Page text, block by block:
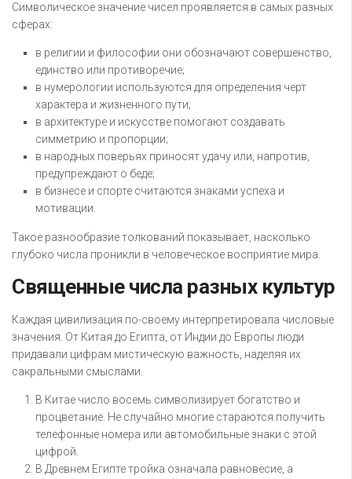
Символическое значение чисел проявляется в самых разных
сферах:
в религии и философии они обозначают совершенство,
единство или противоречие;
в нумерологии используются для определения черт
характера и жизненного пути;
в архитектуре и искусстве помогают создавать
симметрию и пропорции;
в народных поверьях приносят удачу или, напротив,
предупреждают о беде;
в бизнесе и спорте считаются знаками успеха и
мотивации.
Такое разнообразие толкований показывает, насколько
глубоко числа проникли в человеческое восприятие мира.
Священные числа разных культур
Каждая цивилизация по-своему интерпретировала числовые
значения. От Китая до Египта, от Индии до Европы люди
придавали цифрам мистическую важность, наделяя их
сакральными смыслами.
В Китае число восемь символизирует богатство и
процветание. Не случайно многие стараются получить
телефонные номера или автомобильные знаки с этой
цифрой.
В Древнем Египте тройка означала равновесие, а